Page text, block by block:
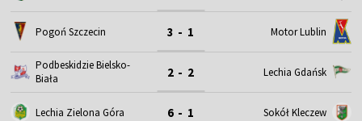
Pogoń Szczecin 3 - 1 Motor Lublin
Podbeskidzie Bielsko-
Biała
2 - 2 Lechia Gdańsk
Lechia Zielona Góra 6 - 1 Sokół Kleczew